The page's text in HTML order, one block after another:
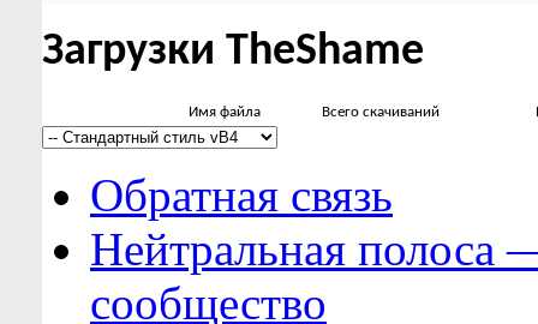
Загрузки TheShame
Имя файла Всего скачиваний
Обратная связь
Нейтральная полоса
сообщество